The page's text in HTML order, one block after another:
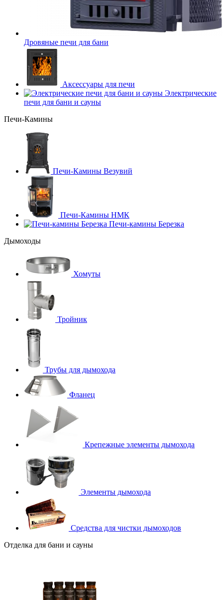
Дровяные печи для бани
Аксессуары для печи
Электрические
печи для бани и сауны
Печи-Камины
Печи-Камины Везувий
Печи-Камины НМК
Печи-камины Березка
Дымоходы
Хомуты
Тройник
Трубы для дымохода
Фланец
Крепежные элементы дымохода
Элементы дымохода
Средства для чистки дымоходов
Отделка для бани и сауны